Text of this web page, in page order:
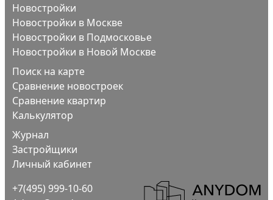
Новостройки
Новостройки в Москве
Новостройки в Подмосковье
Новостройки в Новой Москве
Поиск на карте
Сравнение новостроек
Сравнение квартир
Калькулятор
Журнал
Застройщики
Личный кабинет
+7(495) 999-10-60